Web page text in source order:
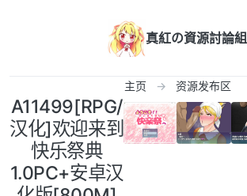
真紅の資源討論組
主页 资源发布区
A11499[RPG/
汉化]欢迎来到
快乐祭典
1.0PC+安卓汉